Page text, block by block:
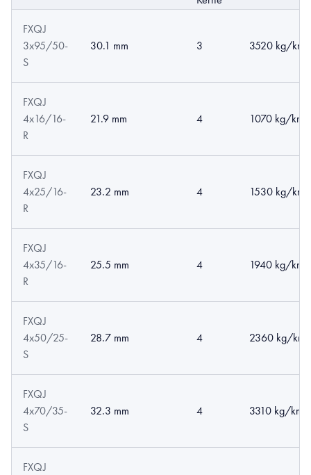
FXQJ
3x95/50-
S
30.1 mm 3 3520 kg/km
FXQJ
4x16/16-
R
21.9 mm 4 1070 kg/km
FXQJ
4x25/16-
R
23.2 mm 4 1530 kg/km
FXQJ
4x35/16-
R
25.5 mm 4 1940 kg/km
FXQJ
4x50/25-
S
28.7 mm 4 2360 kg/km
FXQJ
4x70/35-
S
32.3 mm 4 3310 kg/km
FXQJ